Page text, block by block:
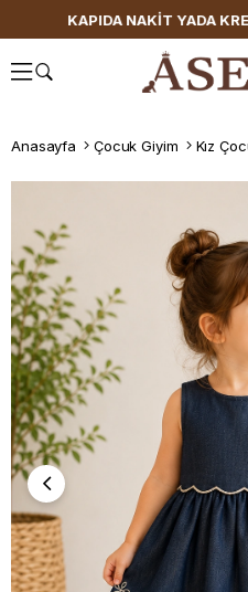
KAPIDA NAKİT YADA KREDİ
Anasayfa Çocuk Giyim Kız